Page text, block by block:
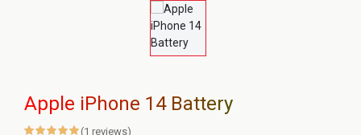
Apple iPhone 14 Battery
(1 reviews)